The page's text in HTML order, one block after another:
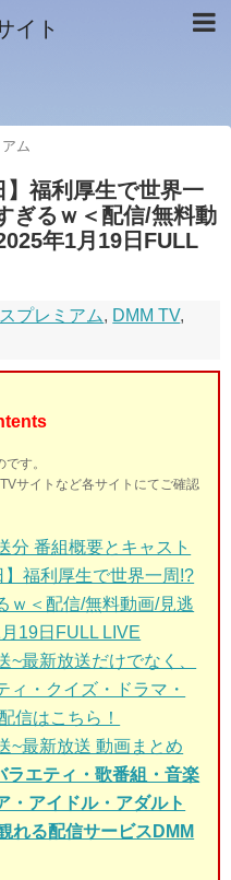
イト
ム
】福利厚生で世界一
ぎるｗ＜配信/無料動
年1月19日FULL
プレミアム, DMM TV,
す。
サイトなど各サイトにてご確認
分 番組概要とキャスト
】福利厚生で世界一周!?
ｗ＜配信/無料動画/見逃
19日FULL LIVE
~最新放送だけでなく、
ィ・クイズ・ドラマ・
信はこちら！
~最新放送 動画まとめ
ラエティ・歌番組・音楽
・アイドル・アダルト
れる配信サービスDMM